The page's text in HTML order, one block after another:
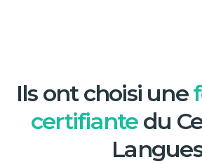
Ils ont choisi une
certifiantedu
Langues